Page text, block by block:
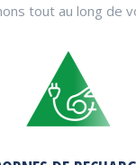
tout au long de